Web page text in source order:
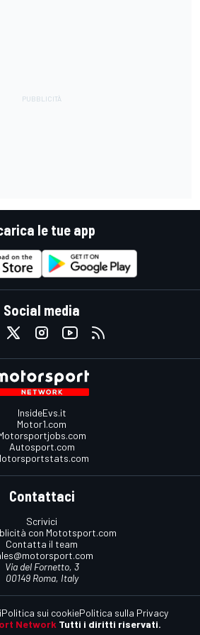
le tue app
Social media
InsideEvs.it
Motor1.com
Autosport.com
Contattaci
Scrivici
con Mototsport.com
Contatta il team
Via del Fornetto, 3
00149 Roma, Italy
Network Tutti i diritti riservati.
Politica sui cookiePolitica sulla Privacy